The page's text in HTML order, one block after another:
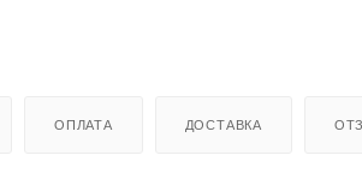
ОПЛАТА ДОСТАВКА